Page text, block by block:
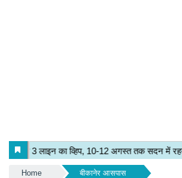
Home बीकानेर आसपास